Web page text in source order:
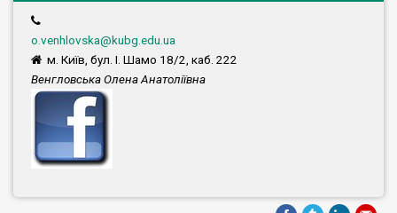
o.venhlovska@kubg.edu.ua
м. Київ, бул. І. Шамо 18/2, каб. 222
Венгловська Олена Анатоліївна